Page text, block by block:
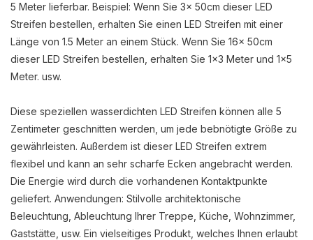
5 Meter lieferbar. Beispiel: Wenn Sie 3x 50cm dieser LED
Streifen bestellen, erhalten Sie einen LED Streifen mit einer
Länge von 1.5 Meter an einem Stück. Wenn Sie 16x 50cm
dieser LED Streifen bestellen, erhalten Sie 1x3 Meter und 1x5
Meter. usw.
Diese speziellen wasserdichten LED Streifen können alle 5
Zentimeter geschnitten werden, um jede bebnötigte Größe zu
gewährleisten. Außerdem ist dieser LED Streifen extrem
flexibel und kann an sehr scharfe Ecken angebracht werden.
Die Energie wird durch die vorhandenen Kontaktpunkte
geliefert. Anwendungen: Stilvolle architektonische
Beleuchtung, Ableuchtung Ihrer Treppe, Küche, Wohnzimmer,
Gaststätte, usw. Ein vielseitiges Produkt, welches Ihnen erlaubt